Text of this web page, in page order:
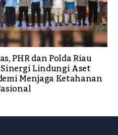
PHR dan Polda Riau
Lindungi Aset
Menjaga Ketahanan